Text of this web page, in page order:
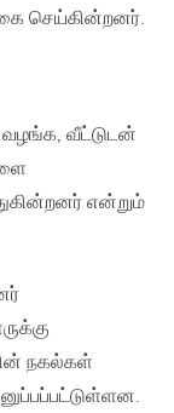
செய்கின்றனர்.
வீட்டுடன்
என்றும்
நகல்கள்